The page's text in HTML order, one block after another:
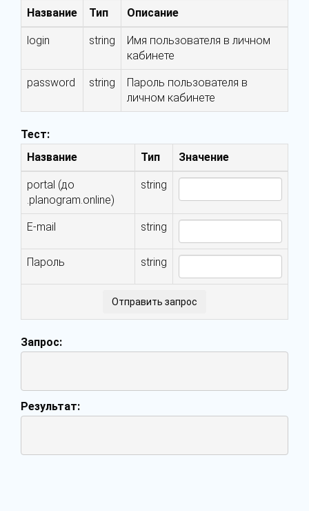
Название
Тип Описание
login string
Имя пользователя в личном
кабинете
password string
Пароль пользователя в
личном кабинете
Тест:
Название
Тип Значение
portal (до
.planogram.online)
string
E-mail string
Пароль string
Отправить запрос
Запрос:
Результат: